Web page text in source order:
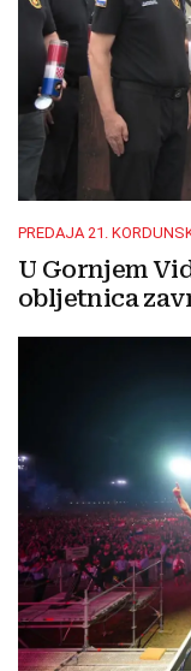
PREDAJA 21.
U Gornjem
obljetnica